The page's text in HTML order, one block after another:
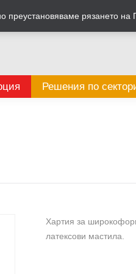
Решения по
Хартия за
латексови мастила.
преустановяваме рязането на